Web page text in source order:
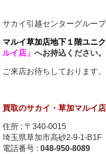
サカイ引越センターグルー
マルイ草加店地下１階ユニ
ルイ店」 へお持込ください。
ご来店お待ちしております。
買取のサカイ・ 草加マルイ店
住所 : 〒340-0015
埼玉県草加市高砂2-9-1-B1F
電話番号 : 048-950-8089